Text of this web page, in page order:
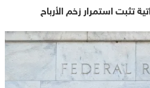
تثبت استمرار زخم الأرباح